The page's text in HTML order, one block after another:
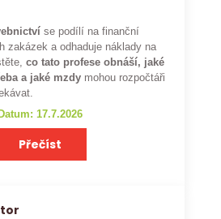
se podílí na finanční
zakázek a odhaduje náklady na
co tato profese obnáší, jaké
a jaké mzdy mohou rozpočtáři
Datum: 17.7.2026
Přečíst